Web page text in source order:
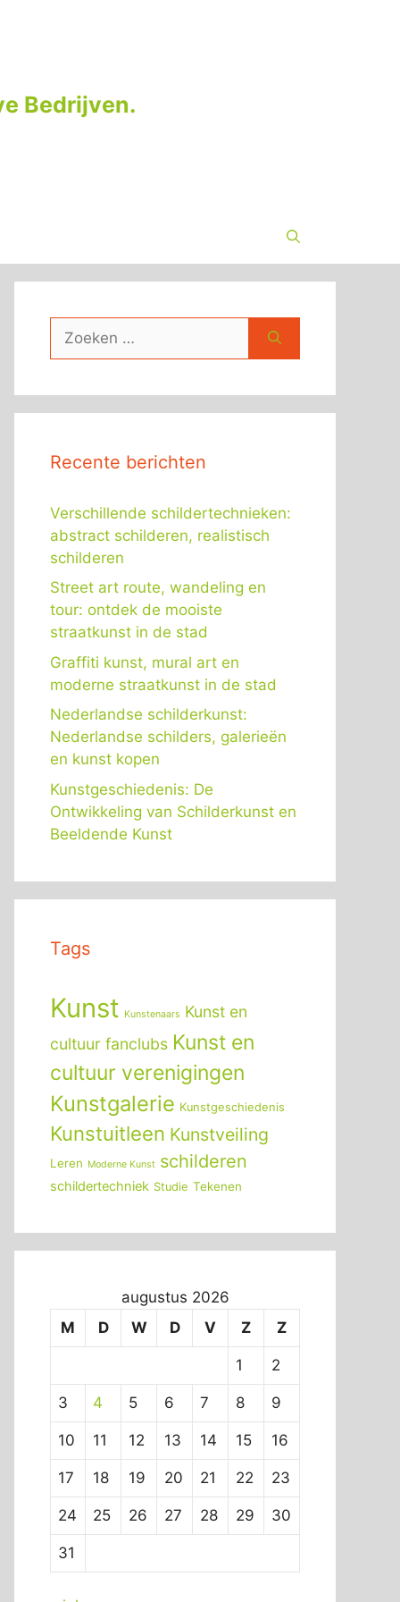
Bedrijven.
naar:
Recente berichten
Verschillende schildertechnieken:
abstract schilderen, realistisch
schilderen
Street art route, wandeling en
tour: ontdek de mooiste
straatkunst in de stad
Graffiti kunst, mural art en
moderne straatkunst in de stad
Nederlandse schilderkunst:
Nederlandse schilders, galerieën
en kunst kopen
Kunstgeschiedenis: De
Ontwikkeling van Schilderkunst en
Beeldende Kunst
Tags
Kunst Kunstenaars Kunst en
cultuur fanclubs Kunst en
cultuur verenigingen
Kunstgalerie Kunstgeschiedenis
Kunstuitleen Kunstveiling
Leren Moderne Kunst schilderen
schildertechniek Studie Tekenen
augustus 2026
M
D W D V Z Z
1 2
3 4 5 6 7 8 9
10 11 12 13 14 15 16
17 18 19 20 21 22 23
24 25 26 27 28 29 30
31